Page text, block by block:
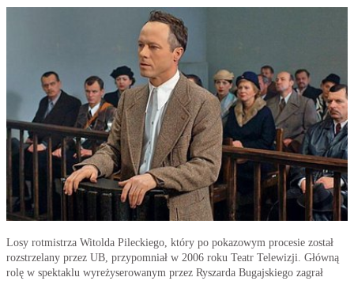
Losy rotmistrza Witolda Pileckiego, który po pokazowym procesie został
rozstrzelany przez UB, przypomniał w 2006 roku Teatr Telewizji. Główną
rolę w spektaklu wyreżyserowanym przez Ryszarda Bugajskiego zagrał